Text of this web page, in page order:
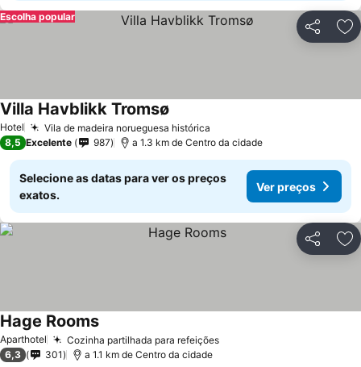
Partilhar
Escolha popular
Hotel Vila de madeira norueguesa histórica
Villa Havblikk Tromsø
8,5 Excelente 987 a 1.3 km de Centro da cidade
Selecione as datas para ver os preços
exatos.
Ver preços
Partilhar
Aparthotel Cozinha partilhada para refeições
Hage Rooms
6,3 301 a 1.1 km de Centro da cidade